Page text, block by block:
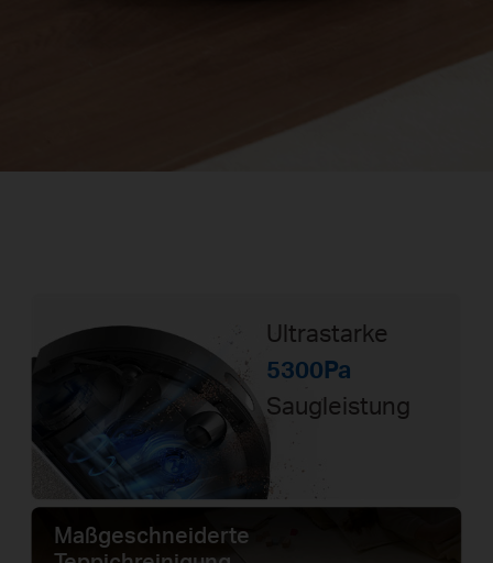
Ultrastarke
5300Pa
Saugleistung
Maßgeschneiderte